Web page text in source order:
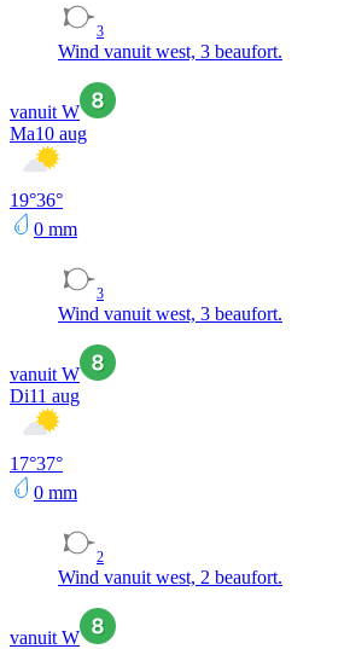
3
Wind vanuit west, 3 beaufort.
vanuit W
Ma10 aug
19°36°
0 mm
3
Wind vanuit west, 3 beaufort.
vanuit W
Di11 aug
17°37°
0 mm
2
Wind vanuit west, 2 beaufort.
vanuit W